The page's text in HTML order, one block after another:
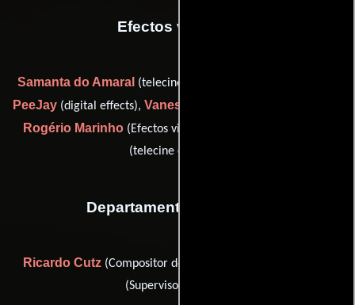
Efectos visuales
Samanta do Amaral (telecine colourist),
PeeJay (digital effects), Vanessa Mariano
Rogério Marinho(Efectos visuales) y
(telecine colourist)
Departamento de musica
Ricardo Cutz(Compositor de música) y
(Supervisor musical)